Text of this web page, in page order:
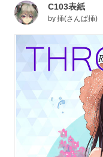
C103表紙
by挿(さんば挿)